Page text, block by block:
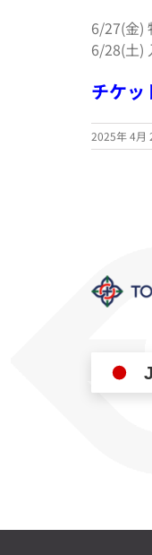
6/27(金)
6/28(土)
チケッ
2025年 4月